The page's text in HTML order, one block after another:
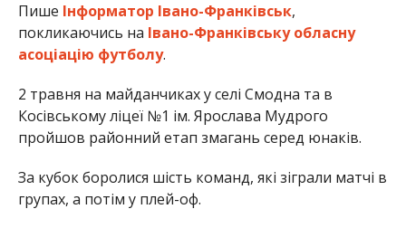
Пише Інформатор Івано-Франківськ,
покликаючись на Івано-Франківську обласну
асоціацію футболу.
2 травня на майданчиках у селі Смодна та в
Косівському ліцеї №1 ім. Ярослава Мудрого
пройшов районний етап змагань серед юнаків.
За кубок боролися шість команд, які зіграли матчі в
групах, а потім у плей-оф.